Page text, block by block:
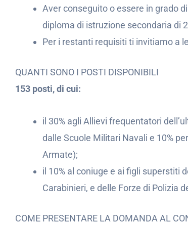
Aver conseguito o essere in grado
diploma di istruzione secondaria di
Per i restanti requisiti ti invitiamo a
QUANTI SONO I POSTI DISPONIBILI
153 posti, di cui:
il 30% agli Allievi frequentatori
dalle Scuole Militari Navali e 10%
Armate);
il 10% al coniuge e ai figli superstiti
Carabinieri, e delle Forze di Polizia
COME PRESENTARE LA DOMANDA AL